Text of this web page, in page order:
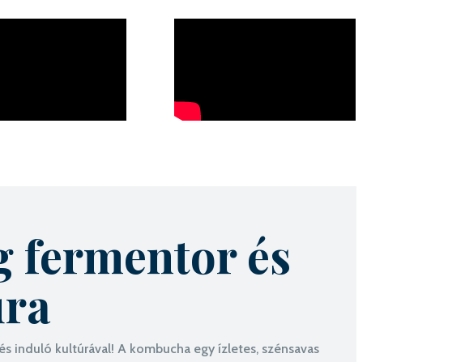
fermentor és
induló kultúrával! A kombucha egy ízletes, szénsavas